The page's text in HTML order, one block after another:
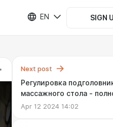
EN SIGN
Next post
Регулировка
массажного стола -
Apr 12 2024 14:02